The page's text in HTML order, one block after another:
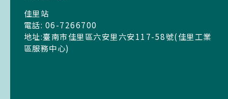
佳里站
電話: 06-7266700
地址:臺南市佳里區六安里六安117-58號(佳里工業
區服務中心)